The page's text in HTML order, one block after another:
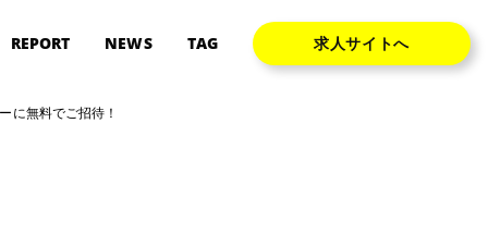
REPORT NEWS TAG 求人サイトへ
に無料でご招待！